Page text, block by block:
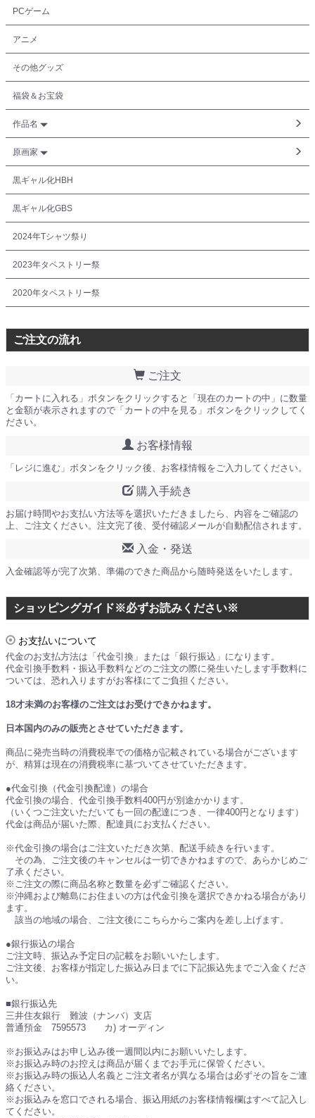
PCゲーム
アニメ
その他グッズ
福袋＆お宝袋
作品名
原画家
黒ギャル化HBH
黒ギャル化GBS
2024年Tシャツ祭り
2023年タペストリー祭
2020年タペストリー祭
ご注文の流れ
ご注文
「カートに入れる」ボタンをクリックすると「現在のカートの中」に数量
と金額が表示されますので「カートの中を見る」ボタンをクリックしてく
ださい。
お客様情報
「レジに進む」ボタンをクリック後、お客様情報をご入力してください。
購入手続き
お届け時間やお支払い方法等を選択いただきましたら、内容をご確認の
上、ご注文ください。注文完了後、受付確認メールが自動配信されます。
入金・発送
入金確認等が完了次第、準備のできた商品から随時発送をいたします。
ショッピングガイド※必ずお読みください※
お支払いについて
代金のお支払方法は「代金引換」または「銀行振込」になります。
代金引換手数料・振込手数料などのご注文の際に発生いたします手数料に
ついては、恐れ入りますがお客様にてご負担ください。
18才未満のお客様のご注文はお受けできかねます。
日本国内のみの販売とさせていただきます。
商品に発売当時の消費税率での価格が記載されている場合がございます
が、精算は現在の消費税率に基づいてさせていただきます。
●代金引換（代金引換配達）の場合
代金引換の場合、代金引換手数料400円が別途かかります。
（いくつご注文いただいても一回の配達につき、一律400円となります）
代金は商品が届いた際、配達員にお支払ください。
※代金引換の場合はご注文いただき次第、配送手続きを行います。
その為、ご注文後のキャンセルは一切できかねますので、あらかじめご
了承ください。
※ご注文の際に商品名称と数量を必ずご確認ください。
※沖縄および離島にお住まいの方は代金引換を選択できかねる場合があり
ます。
該当の地域の場合、ご注文後にこちらからご案内を差し上げます。
●銀行振込の場合
ご注文時、振込み予定日の記載をお願いいたします。
ご注文後、お客様が指定した振込み日までに下記振込先までご入金くださ
い。
■銀行振込先
三井住友銀行 難波（ナンバ）支店
普通預金 7595573 カ) オーディン
※お振込みはお申し込み後一週間以内にお願いいたします。
※お振込み時のお控えは商品が届くまでお手元に保管ください。
※お振込み時の振込人名義とご注文者名が異なる場合は必ずその旨をご連
絡ください。
※お振込みを窓口でされる場合、振込用紙のお客様情報欄はすべて記入し
てください。